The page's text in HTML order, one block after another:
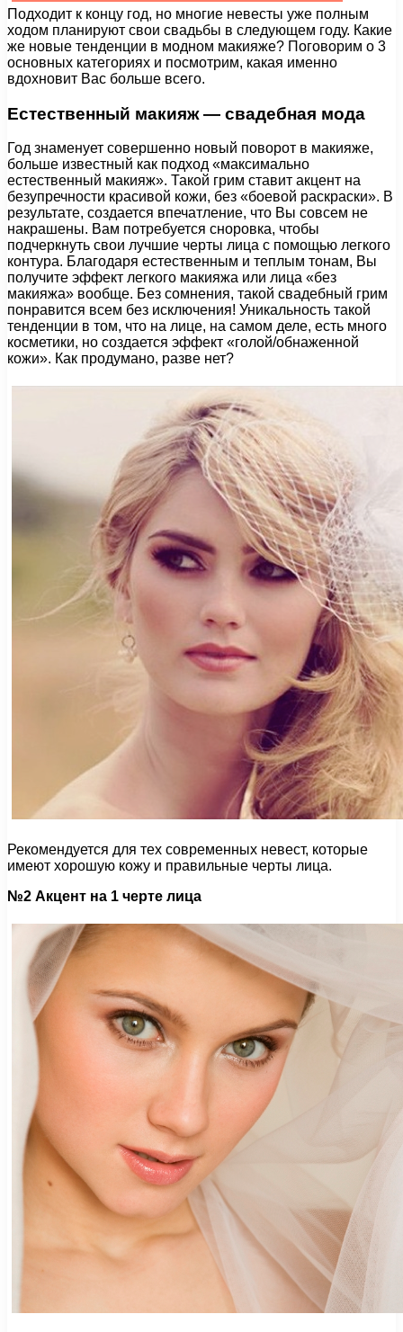
Подходит к концу год, но многие невесты уже полным
ходом планируют свои свадьбы в следующем году. Какие
же новые тенденции в модном макияже? Поговорим о 3
основных категориях и посмотрим, какая именно
вдохновит Вас больше всего.
Естественный макияж — свадебная мода
Год знаменует совершенно новый поворот в макияже,
больше известный как подход «максимально
естественный макияж». Такой грим ставит акцент на
безупречности красивой кожи, без «боевой раскраски». В
результате, создается впечатление, что Вы совсем не
накрашены. Вам потребуется сноровка, чтобы
подчеркнуть свои лучшие черты лица с помощью легкого
контура. Благодаря естественным и теплым тонам, Вы
получите эффект легкого макияжа или лица «без
макияжа» вообще. Без сомнения, такой свадебный грим
понравится всем без исключения! Уникальность такой
тенденции в том, что на лице, на самом деле, есть много
косметики, но создается эффект «голой/обнаженной
кожи». Как продумано, разве нет?
Рекомендуется для тех современных невест, которые
имеют хорошую кожу и правильные черты лица.
№2 Акцент на 1 черте лица